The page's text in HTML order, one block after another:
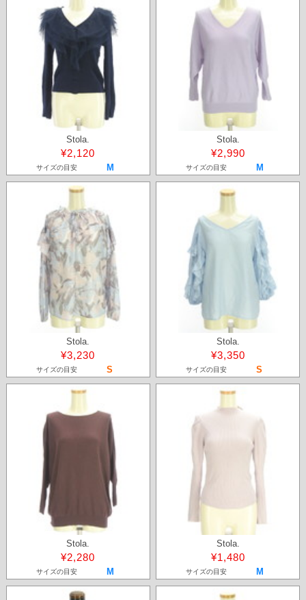
Stola.
¥2,120
サイズの目安 M
Stola.
¥2,990
サイズの目安 M
Stola.
¥3,230
サイズの目安 S
Stola.
¥3,350
サイズの目安 S
Stola.
¥2,280
サイズの目安 M
Stola.
¥1,480
サイズの目安 M